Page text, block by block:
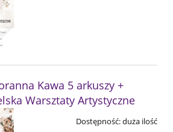
Kawa 5 arkuszy +
Warsztaty Artystyczne
Dostępność:duża ilość